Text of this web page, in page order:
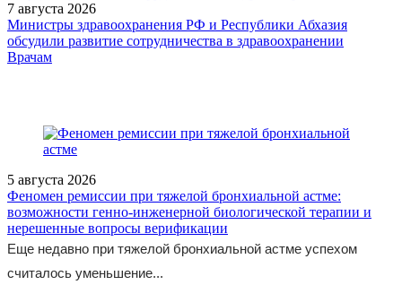
7 августа 2026
Министры здравоохранения РФ и Республики Абхазия
обсудили развитие сотрудничества в здравоохранении
/doctor/neurology/v-otpusk-bez-migreni/
Врачам
5 августа 2026
Феномен ремиссии при тяжелой бронхиальной астме:
возможности генно-инженерной биологической терапии и
нерешенные вопросы верификации
Еще недавно при тяжелой бронхиальной астме успехом
считалось уменьшение...